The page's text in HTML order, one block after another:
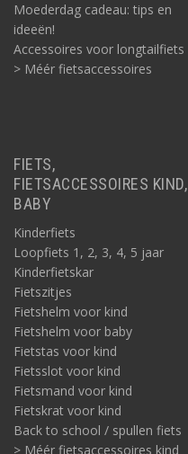
Moederdag cadeau: tips en
ideeën!
Accessoires voor longtailfiets
> Méér fietsaccessoires
FIETS,
FIETSACCESSOIRES KIND,
BABY
Kinderfiets
Loopfiets 1, 2, 3, 4, 5 jaar
Kinderfietskar
Fietszitjes
Fietshelm voor kind
Fietshelm voor baby
Fietstas voor kind
Fietsslot voor kind
Fietsmand voor kind
Fietskrat voor kind
Back to school / spullen fiets
> Méér fietsaccessoires kind